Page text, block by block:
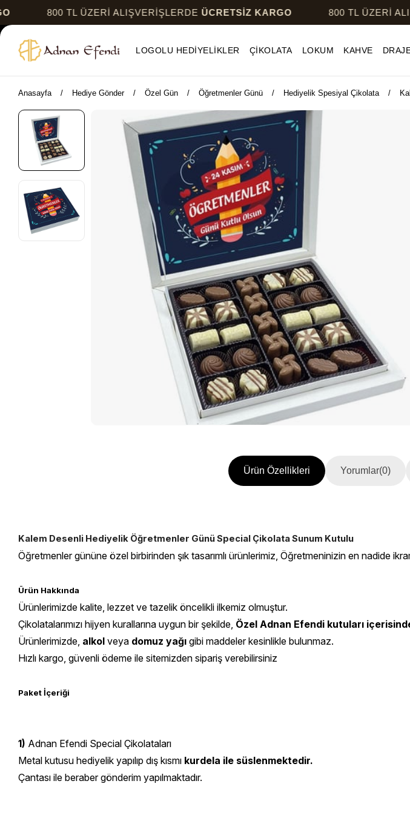
800 TL ÜZERİ ALIŞVERİŞLERDEÜCRETSİZ KARGO 800 TL ÜZERİ
LOGOLU HEDİYELİKLER ÇİKOLATA LOKUM KAHVE
Anasayfa Hediye Gönder Özel Gün Öğretmenler Günü Hediyelik Spesiyal Çikolata
Ürün Özellikleri Yorumlar(0)
Kalem Desenli Hediyelik Öğretmenler Günü Special Çikolata Sunum Kutulu
Öğretmenler gününe özel birbirinden şık tasarımlı ürünlerimiz, Öğretmeninizin en nadide
Ürün Hakkında
Ürünlerimizde kalite, lezzet ve tazelik öncelikli ilkemiz olmuştur.
Çikolatalarımızı hijyen kurallarına uygun bir şekilde, Özel Adnan Efendi kutuları
Ürünlerimizde, alkol veya domuz yağı gibi maddeler kesinlikle bulunmaz.
Hızlı kargo, güvenli ödeme ile sitemizden sipariş verebilirsiniz
Paket İçeriği
1) Adnan Efendi Special Çikolataları
Metal kutusu hediyelik yapılıp dış kısmı kurdela ile süslenmektedir.
Çantası ile beraber gönderim yapılmaktadır.